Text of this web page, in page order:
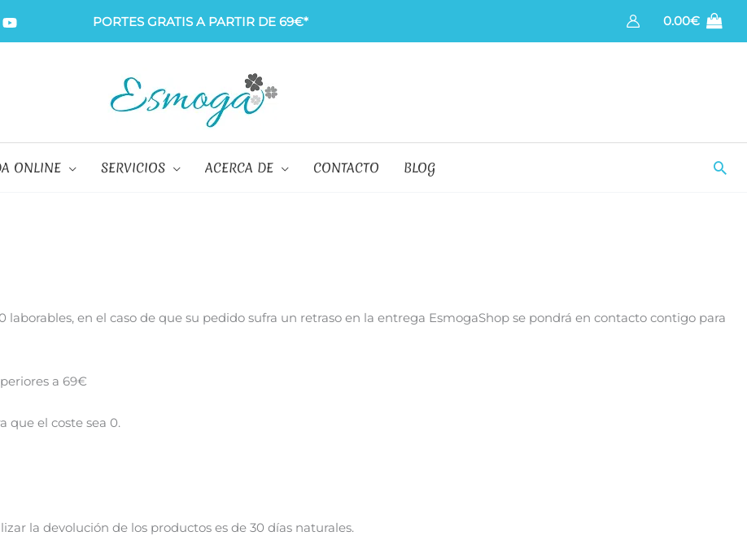
PORTES GRATIS A PARTIR DE 69€* 0.00€
ONLINE SERVICIOS ACERCA DE CONTACTO BLOG
laborables, en el caso de que su pedido sufra un retraso en la entrega EsmogaShop se pondrá en contacto contigo para
a 69€
que el coste sea 0.
la devolución de los productos es de 30 días naturales.